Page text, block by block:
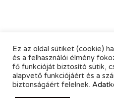
Ez az oldal sütiket (cookie)
és a felhasználói élmény
fő funkcióját biztosító sütik,
alapvető funkciójáért és a
biztonságáért felelnek.